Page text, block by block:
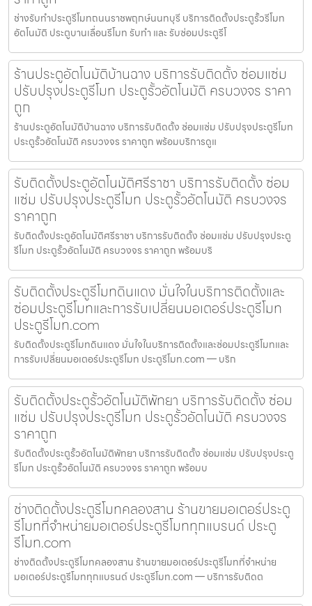
ช่างรับทำประตูรีโมทถนนราชพฤกษ์นนทบุรี บริการติดตั้งประตูรั้วรีโมท
อัตโนมัติ ประตูบานเลื่อนรีโมท รับทำ และ รับซ่อมประตูรีโ
ร้านประตูอัตโนมัติบ้านฉาง บริการรับติดตั้ง ซ่อมแซ่ม
ปรับปรุงประตูรีโมท ประตูรั้วอัตโนมัติ ครบวงจร ราคา
ถูก
ร้านประตูอัตโนมัติบ้านฉาง บริการรับติดตั้ง ซ่อมแซ่ม ปรับปรุงประตูรีโมท
ประตูรั้วอัตโนมัติ ครบวงจร ราคาถูก พร้อมบริการดูแ
รับติดตั้งประตูอัตโนมัติศรีราชา บริการรับติดตั้ง ซ่อม
แซ่ม ปรับปรุงประตูรีโมท ประตูรั้วอัตโนมัติ ครบวงจร
ราคาถูก
รับติดตั้งประตูอัตโนมัติศรีราชา บริการรับติดตั้ง ซ่อมแซ่ม ปรับปรุงประตู
รีโมท ประตูรั้วอัตโนมัติ ครบวงจร ราคาถูก พร้อมบริ
รับติดตั้งประตูรีโมทดินแดง มั่นใจในบริการติดตั้งและ
ซ่อมประตูรีโมทและการรับเปลี่ยนมอเตอร์ประตูรีโมท
ประตูรีโมท.com
รับติดตั้งประตูรีโมทดินแดง มั่นใจในบริการติดตั้งและซ่อมประตูรีโมทและ
การรับเปลี่ยนมอเตอร์ประตูรีโมท ประตูรีโมท.com — บริก
รับติดตั้งประตูรั้วอัตโนมัติพัทยา บริการรับติดตั้ง ซ่อม
แซ่ม ปรับปรุงประตูรีโมท ประตูรั้วอัตโนมัติ ครบวงจร
ราคาถูก
รับติดตั้งประตูรั้วอัตโนมัติพัทยา บริการรับติดตั้ง ซ่อมแซ่ม ปรับปรุงประตู
รีโมท ประตูรั้วอัตโนมัติ ครบวงจร ราคาถูก พร้อมบ
ช่างติดตั้งประตูรีโมทคลองสาน ร้านขายมอเตอร์ประตู
รีโมทที่จำหน่ายมอเตอร์ประตูรีโมททุกแบรนด์ ประตู
รีโมท.com
ช่างติดตั้งประตูรีโมทคลองสาน ร้านขายมอเตอร์ประตูรีโมทที่จำหน่าย
มอเตอร์ประตูรีโมททุกแบรนด์ ประตูรีโมท.com — บริการรับติดต